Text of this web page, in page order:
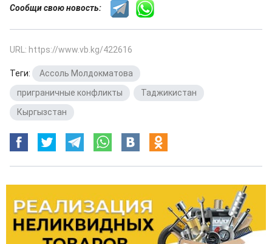
Сообщи свою новость:
URL: https://www.vb.kg/422616
Теги: Ассоль Молдокматова
приграничные конфликты
Таджикистан
Кыргызстан